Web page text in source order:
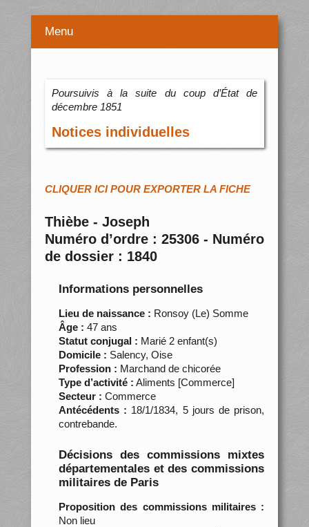
Menu
Poursuivis à la suite du coup d’État de
décembre 1851
Notices individuelles
CLIQUER ICI POUR EXPORTER LA FICHE
Thièbe - Joseph
Numéro d’ordre : 25306 - Numéro
de dossier : 1840
Informations personnelles
Lieu de naissance : Ronsoy (Le) Somme
Âge : 47 ans
Statut conjugal : Marié 2 enfant(s)
Domicile : Salency, Oise
Profession : Marchand de chicorée
Type d’activité : Aliments [Commerce]
Secteur : Commerce
Antécédents : 18/1/1834, 5 jours de prison,
contrebande.
Décisions des commissions mixtes
départementales et des commissions
militaires de Paris
Proposition des commissions militaires :
Non lieu